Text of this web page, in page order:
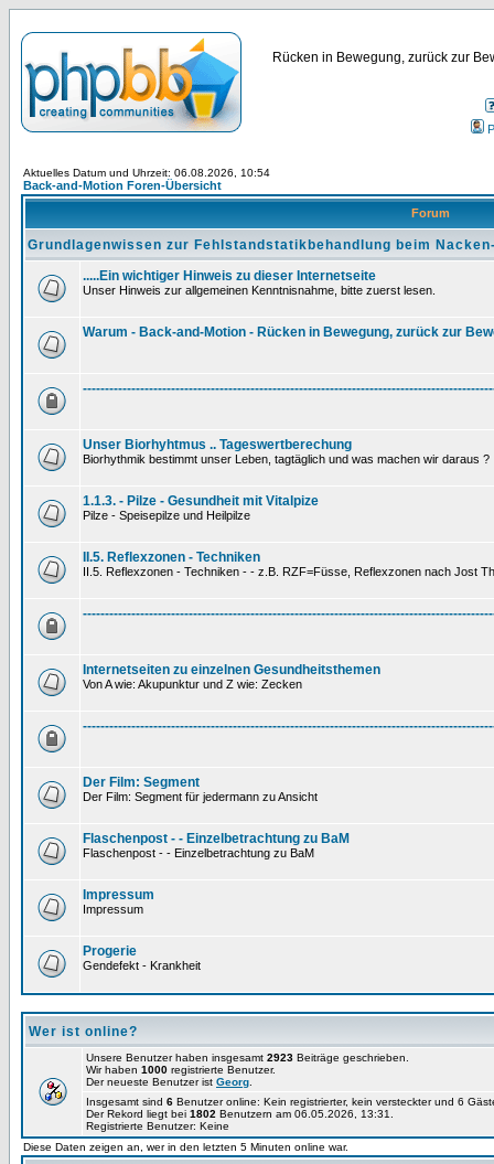
Rücken in Bewegung, zurück zur
Aktuelles Datum und Uhrzeit: 06.08.2026, 10:54
Back-and-Motion Foren-Übersicht
Forum
Grundlagenwissen zur Fehlstandstatikbehandlung beim
.....Ein wichtiger Hinweis zu dieser Internetseite
Unser Hinweis zur allgemeinen Kenntnisnahme, bitte zuerst lesen.
Warum - Back-and-Motion - Rücken in Bewegung, zurück zur
Unser Biorhyhtmus .. Tageswertberechung
Biorhythmik bestimmt unser Leben, tagtäglich und was machen wir daraus ?
1.1.3. - Pilze - Gesundheit mit Vitalpize
Pilze - Speisepilze und Heilpilze
II.5. Reflexzonen - Techniken
II.5. Reflexzonen - Techniken - - z.B. RZF=Füsse, Reflexzonen nach Jost
Internetseiten zu einzelnen Gesundheitsthemen
Von A wie: Akupunktur und Z wie: Zecken
Der Film: Segment
Der Film: Segment für jedermann zu Ansicht
Flaschenpost - - Einzelbetrachtung zu BaM
Flaschenpost - - Einzelbetrachtung zu BaM
Impressum
Impressum
Progerie
Gendefekt - Krankheit
Wer ist online?
Unsere Benutzer haben insgesamt 2923 Beiträge geschrieben.
Wir haben 1000 registrierte Benutzer.
Der neueste Benutzer ist Georg
Insgesamt sind 6 Benutzer online: Kein registrierter, kein versteckter und 6
Der Rekord liegt bei 1802 Benutzern am 06.05.2026, 13:31.
Registrierte Benutzer: Keine
Diese Daten zeigen an, wer in den letzten 5 Minuten online war.